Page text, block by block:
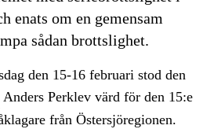
enats om en gemensam
sådan brottslighet.
den 15-16 februari stod den
Anders Perklev värd för den 15:e
från Östersjöregionen.